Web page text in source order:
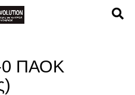
0 ΠΑΟΚ